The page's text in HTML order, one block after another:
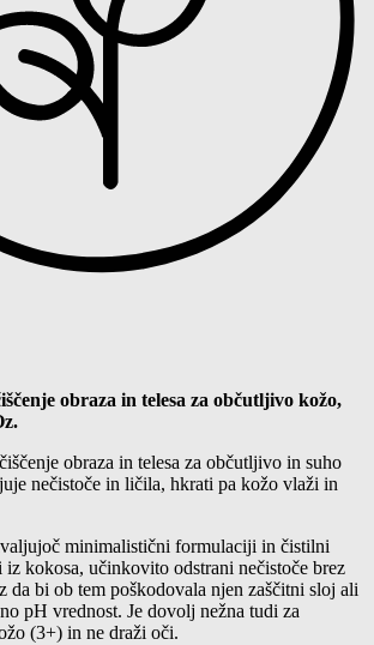
obraza in telesa za občutljivo kožo,
obraza in telesa za občutljivo in suho
nečistoče in ličila, hkrati pa kožo vlaži in
minimalistični formulaciji in čistilni
kokosa, učinkovito odstrani nečistoče brez
da bi ob tem poškodovala njen zaščitni sloj ali
pH vrednost. Je dovolj nežna tudi za
(3+) in ne draži oči.